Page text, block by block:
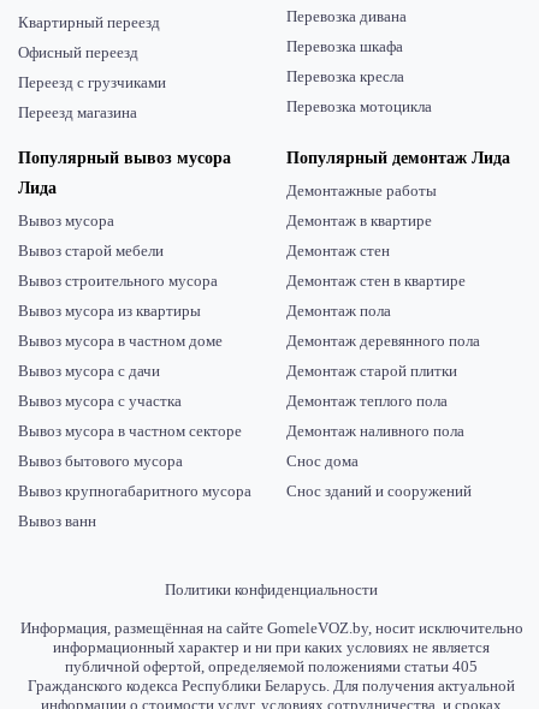
Квартирный переезд
Офисный переезд
Переезд с грузчиками
Переезд магазина
Перевозка дивана
Перевозка шкафа
Перевозка кресла
Перевозка мотоцикла
Популярный вывоз мусора
Лида
Вывоз мусора
Вывоз старой мебели
Вывоз строительного мусора
Вывоз мусора из квартиры
Вывоз мусора в частном доме
Вывоз мусора с дачи
Вывоз мусора с участка
Вывоз мусора в частном секторе
Вывоз бытового мусора
Вывоз крупногабаритного мусора
Вывоз ванн
Популярный демонтаж Лида
Демонтажные работы
Демонтаж в квартире
Демонтаж стен
Демонтаж стен в квартире
Демонтаж пола
Демонтаж деревянного пола
Демонтаж старой плитки
Демонтаж теплого пола
Демонтаж наливного пола
Снос дома
Снос зданий и сооружений
Политики конфиденциальности
Информация, размещённая на сайте GomeleVOZ.by, носит исключительно
информационный характер и ни при каких условиях не является
публичной офертой, определяемой положениями статьи 405
Гражданского кодекса Республики Беларусь. Для получения актуальной
информации о стоимости услуг, условиях сотрудничества, и сроках